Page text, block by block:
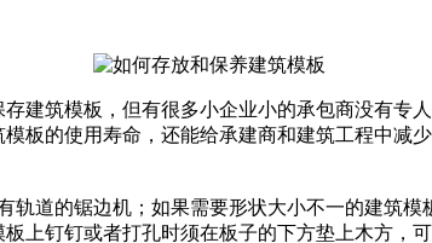
建筑模板，但有很多小企业小的承包商没有专
板的使用寿命，还能给承建商和建筑工程中减
道的锯边机；如果需要形状大小不一的建筑
上钉钉或者打孔时须在板子的下方垫上木方，